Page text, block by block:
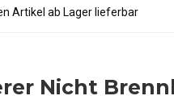
Artikel ab Lager lieferbar
Nicht